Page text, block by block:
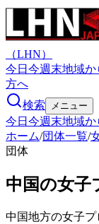
（LHN）
今日 今週末地域か
方へ
検索
メニュー
今日 今週末地域か
ホーム/団体一覧/
団体
中国の女子
中国地方の女子